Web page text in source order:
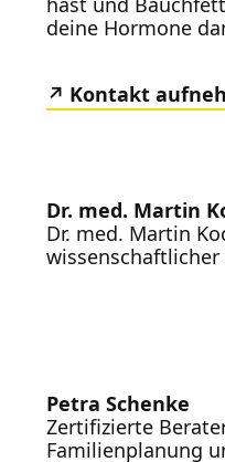
deine Hormone
Kontakt
Dr. med. Martin
Dr. med. Martin
wissenschaftlicher
Petra Schenke
Zertifizierte
Familienplanung